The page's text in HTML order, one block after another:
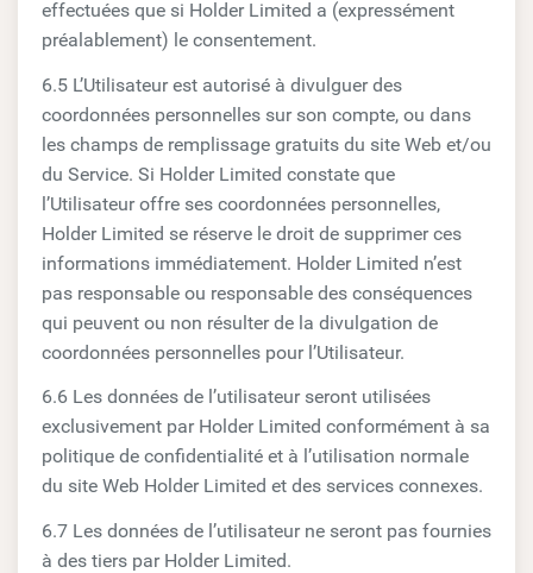
effectuées que si Holder Limited a (expressément
préalablement) le consentement.
6.5 L’Utilisateur est autorisé à divulguer des
coordonnées personnelles sur son compte, ou dans
les champs de remplissage gratuits du site Web et/ou
du Service. Si Holder Limited constate que
l’Utilisateur offre ses coordonnées personnelles,
Holder Limited se réserve le droit de supprimer ces
informations immédiatement. Holder Limited n’est
pas responsable ou responsable des conséquences
qui peuvent ou non résulter de la divulgation de
coordonnées personnelles pour l’Utilisateur.
6.6 Les données de l’utilisateur seront utilisées
exclusivement par Holder Limited conformément à sa
politique de confidentialité et à l’utilisation normale
du site Web Holder Limited et des services connexes.
6.7 Les données de l’utilisateur ne seront pas fournies
à des tiers par Holder Limited.